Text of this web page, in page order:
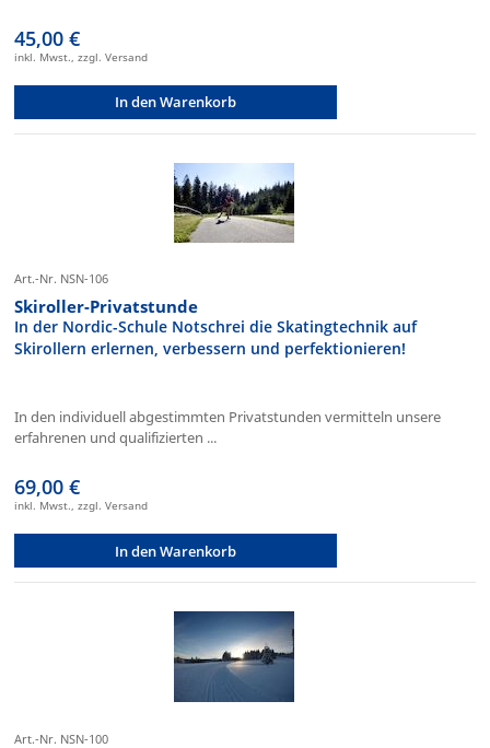
45,00 €
inkl. Mwst., zzgl. Versand
In den Warenkorb
Art.-Nr. NSN-106
Skiroller-Privatstunde
In der Nordic-Schule Notschrei die Skatingtechnik auf
Skirollern erlernen, verbessern und perfektionieren!
In den individuell abgestimmten Privatstunden vermitteln unsere
erfahrenen und qualifizierten ...
69,00 €
inkl. Mwst., zzgl. Versand
In den Warenkorb
Art.-Nr. NSN-100